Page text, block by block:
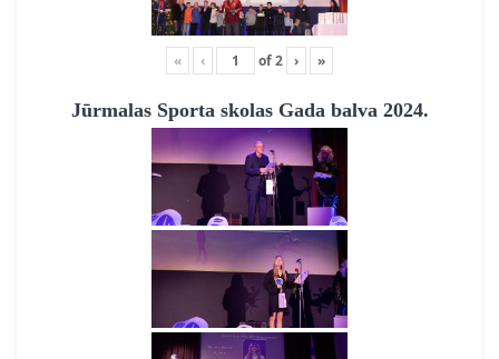
« ‹ of2 › »
Jūrmalas Sporta skolas Gada balva 2024.